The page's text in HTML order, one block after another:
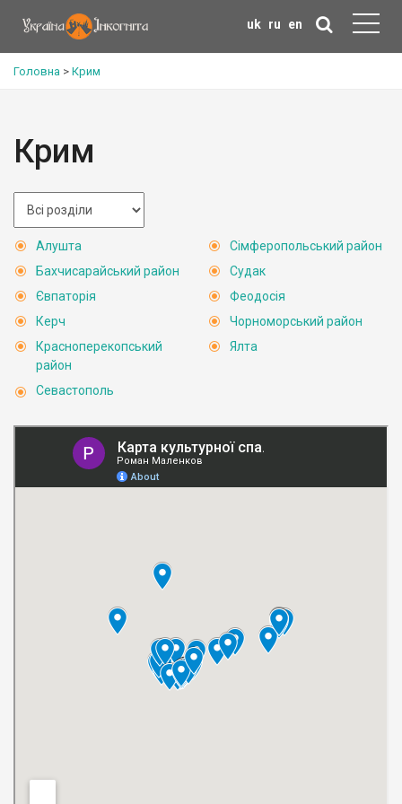
uk ru en
Головна > Крим
Крим
Алушта
Бахчисарайський район
Євпаторія
Керч
Красноперекопський
район
Севастополь
Сімферопольський район
Судак
Феодосія
Чорноморський район
Ялта